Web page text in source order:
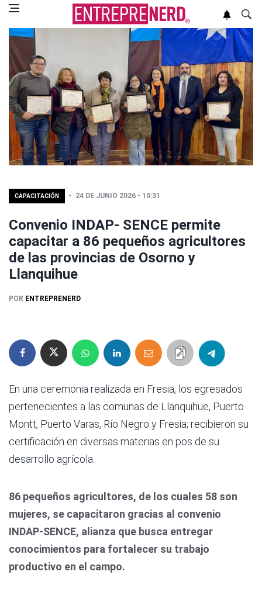
CAPACITACIÓN 24 DE JUNIO 2026 - 10:31
Convenio INDAP- SENCE permite
capacitar a 86 pequeños agricultores
de las provincias de Osorno y
Llanquihue
POR ENTREPRENERD
En una ceremonia realizada en Fresia, los egresados
pertenecientes a las comunas de Llanquihue, Puerto
Montt, Puerto Varas, Río Negro y Fresia; recibieron su
certificación en diversas materias en pos de su
desarrollo agrícola.
86 pequeños agricultores, de los cuales 58 son
mujeres, se capacitaron gracias al convenio
INDAP-SENCE, alianza que busca entregar
conocimientos para fortalecer su trabajo
productivo en el campo.